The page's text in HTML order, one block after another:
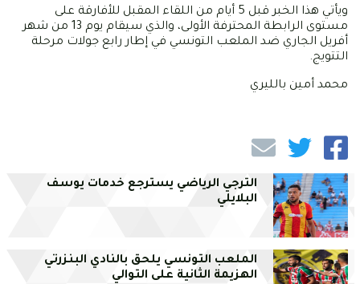
ويأتي هذا الخبر قبل 5 أيام من اللقاء المقبل للأفارقة على
مستوى الرابطة المحترفة الأولى، والذي سيقام يوم 13 من شهر
أفريل الجاري ضد الملعب التونسي في إطار رابع جولات مرحلة
التتويج.
محمد أمين بالليري
الترجي الرياضي يسترجع خدمات يوسف
البلايلي
الملعب التونسي يلحق بالنادي البنزرتي
الهزيمة الثانية على التوالي